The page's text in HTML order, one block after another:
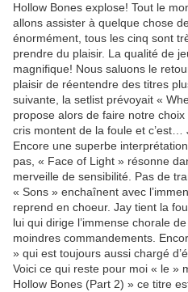
Hollow Bones explose! Tout le
allons assister à quelque chose
énormément, tous les cinq sont
prendre du plaisir. La qualité de
magnifique! Nous saluons le
plaisir de réentendre des titres
suivante, la setlist prévoyait «
propose alors de faire notre
cris montent de la foule et c’est…
Encore une superbe
pas, « Face of Light » résonne
merveille de sensibilité. Pas de
« Sons » enchaînent avec
reprend en choeur. Jay tient la
lui qui dirige l’immense chorale
moindres commandements.
» qui est toujours aussi chargé
Voici ce qui reste pour moi « le »
Hollow Bones (Part 2) » ce titre